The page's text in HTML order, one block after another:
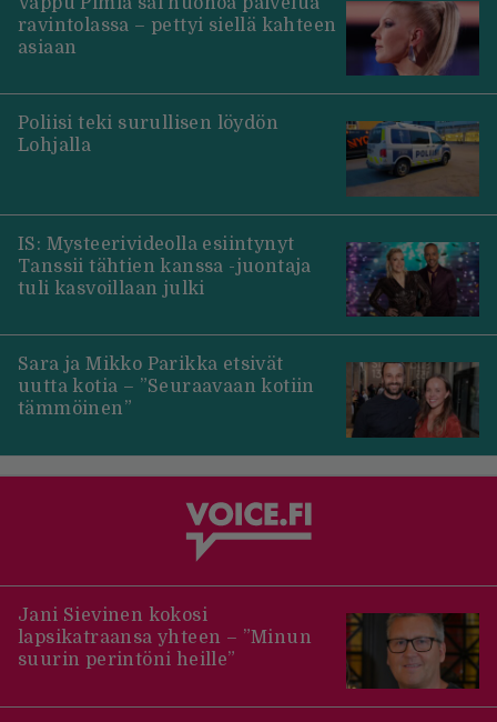
ravintolassa – pettyi siellä kahteen
asiaan
Poliisi teki surullisen löydön
Lohjalla
IS: Mysteerivideolla esiintynyt
Tanssii tähtien kanssa -juontaja
tuli kasvoillaan julki
Sara ja Mikko Parikka etsivät
uutta kotia – ”Seuraavaan kotiin
tämmöinen”
Jani Sievinen kokosi
lapsikatraansa yhteen – ”Minun
suurin perintöni heille”